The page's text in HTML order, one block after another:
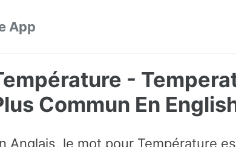
App
-
Commun En
Anglais, le mot pour Température